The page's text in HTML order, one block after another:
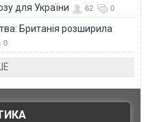
для України
62 0
Британія розширила
0